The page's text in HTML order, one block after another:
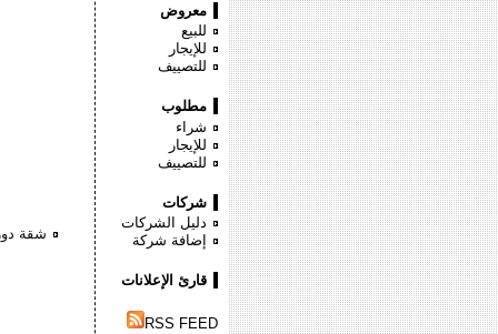
شقة دور ارضى 190 متر سوبر
معروض
للبيع
للإيجار
للتصييف
مطلوب
شراء
للإيجار
للتصييف
شركات
دليل الشركات
إضافة شركة
قارئ الإعلانات
RSS FEED